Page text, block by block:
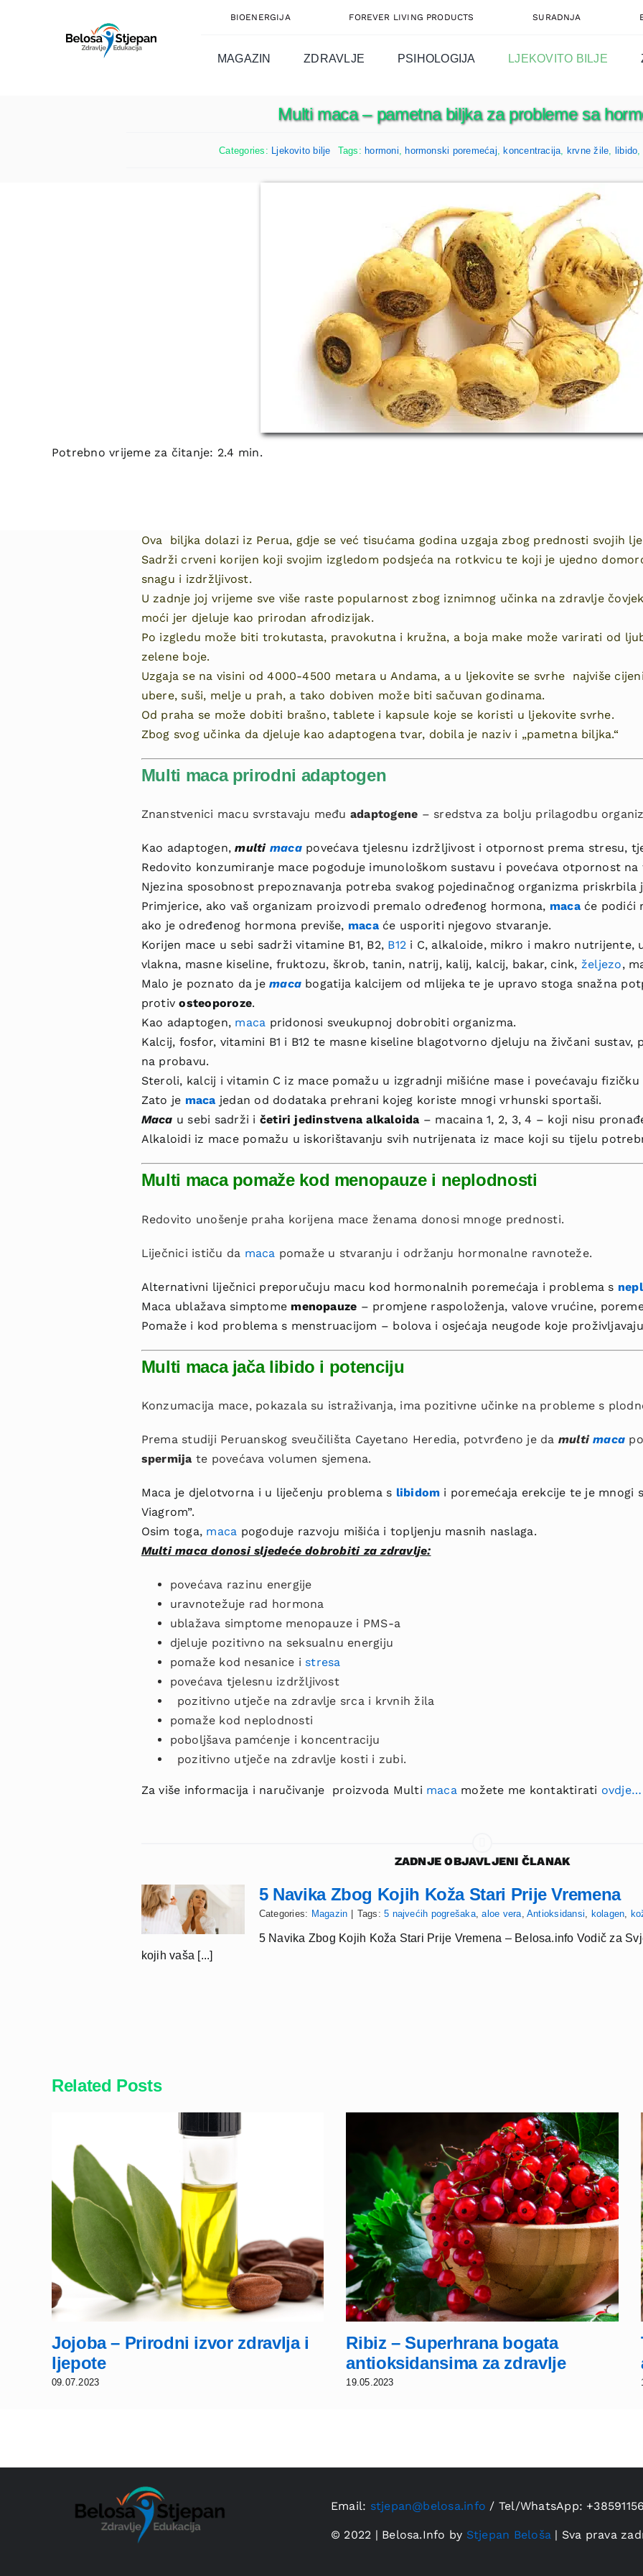
BIOENERGIJA FOREVER LIVING PRODUCTS SURADNJA
MAGAZIN ZDRAVLJE PSIHOLOGIJA LJEKOVITO BILJE
Multi maca – pametna biljka za probleme sa
Categories: Ljekovito bilje Tags:hormoni ,hormonski poremećaj ,koncentracija krvne žile libido
Potrebno vrijeme za čitanje: 2.4 min.
Ova biljka dolazi iz Perua, gdje se već tisućama godina uzgaja zbog prednosti svojih
Sadrži crveni korijen koji svojim izgledom podsjeća na rotkvicu te koji je ujedno
snagu i izdržljivost.
U zadnje joj vrijeme sve više raste popularnost zbog iznimnog učinka na zdravlje
moći jer djeluje kao prirodan afrodizijak.
Po izgledu može biti trokutasta, pravokutna i kružna, a boja make može varirati od
zelene boje.
Uzgaja se na visini od 4000-4500 metara u Andama, a u ljekovite se svrhe najviše
ubere, suši, melje u prah, a tako dobiven može biti sačuvan godinama.
Od praha se može dobiti brašno, tablete i kapsule koje se koristi u ljekovite svrhe.
Zbog svog učinka da djeluje kao adaptogena tvar, dobila je naziv i „pametna biljka.“
Multi maca prirodni adaptogen
Znanstvenici macu svrstavaju među adaptogene – sredstva za bolju prilagodbu
Kao adaptogen, multi maca povećava tjelesnu izdržljivost i otpornost prema stresu,
Redovito konzumiranje mace pogoduje imunološkom sustavu i povećava otpornost
Njezina sposobnost prepoznavanja potreba svakog pojedinačnog organizma priskrbila
Primjerice, ako vaš organizam proizvodi premalo određenog hormona, macaće podići
ako je određenog hormona previše, macaće usporiti njegovo stvaranje.
Korijen mace u sebi sadrži vitamine B1, B2, B12 i C, alkaloide, mikro i makro nutrijente,
vlakna, masne kiseline, fruktozu, škrob, tanin, natrij, kalij, kalcij, bakar, cink, željezo,
Malo je poznato da jemaca bogatija kalcijem od mlijeka te je upravo stoga snažna
protivosteoporoze.
Kao adaptogen, maca pridonosi sveukupnoj dobrobiti organizma.
Kalcij, fosfor, vitamini B1 i B12 te masne kiseline blagotvorno djeluju na živčani
na probavu.
Steroli, kalcij i vitamin C iz mace pomažu u izgradnji mišićne mase i povećavaju
Zato je maca jedan od dodataka prehrani kojeg koriste mnogi vrhunski sportaši.
Maca u sebi sadrži i četiri jedinstvena alkaloida – macaina 1, 2, 3, 4 – koji nisu
Alkaloidi iz mace pomažu u iskorištavanju svih nutrijenata iz mace koji su tijelu
Multi maca pomaže kod menopauze i neplodnosti
Redovito unošenje praha korijena mace ženama donosi mnoge prednosti.
Liječnici ističu da maca pomaže u stvaranju i održanju hormonalne ravnoteže.
Alternativni liječnici preporučuju macu kod hormonalnih poremećaja i problema s
Maca ublažava simptome menopauze – promjene raspoloženja, valove vrućine,
Pomaže i kod problema s menstruacijom – bolova i osjećaja neugode koje
Multi maca jača libido i potenciju
Konzumacija mace, pokazala su istraživanja, ima pozitivne učinke na probleme s
Prema studiji Peruanskog sveučilišta Cayetano Heredia, potvrđeno je da multimaca
spermija te povećava volumen sjemena.
Maca je djelotvorna i u liječenju problema s libidom i poremećaja erekcije te je mnogi
Viagrom”.
Osim toga, maca pogoduje razvoju mišića i topljenju masnih naslaga.
Multi maca donosi sljedeće dobrobiti za zdravlje:
povećava razinu energije
uravnotežuje rad hormona
ublažava simptome menopauze i PMS-a
djeluje pozitivno na seksualnu energiju
pomaže kod nesanice i stresa
povećava tjelesnu izdržljivost
pozitivno utječe na zdravlje srca i krvnih žila
pomaže kod neplodnosti
poboljšava pamćenje i koncentraciju
pozitivno utječe na zdravlje kosti i zubi.
Za više informacija i naručivanje proizvoda Multi macamožete me kontaktirati ovdje…
ZADNJE OBJAVLJENI ČLANAK
5 Navika Zbog Kojih Koža Stari Prije Vremena
Categories: Magazin Tags:5 najvećih pogrešaka,aloe vera, Antioksidansi, kolagen,
5 Navika Zbog Kojih Koža Stari Prije Vremena – Belosa.info Vodič za
kojih vaša [...]
Related Posts
Jojoba – Prirodni izvor zdravlja i
ljepote
09.07.2023
Ribiz – Superhrana bogata
antioksidansima za zdravlje
19.05.2023
Email: stjepan@belosa.info / Tel/WhatsApp:
© 2022 | Belosa.Info by Stjepan Beloša | Sva prava